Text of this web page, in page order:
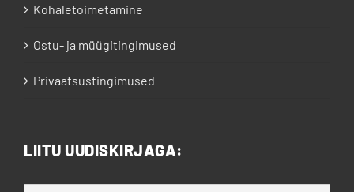
Kohaletoimetamine
Ostu- ja müügitingimused
Privaatsustingimused
LIITU UUDISKIRJAGA: